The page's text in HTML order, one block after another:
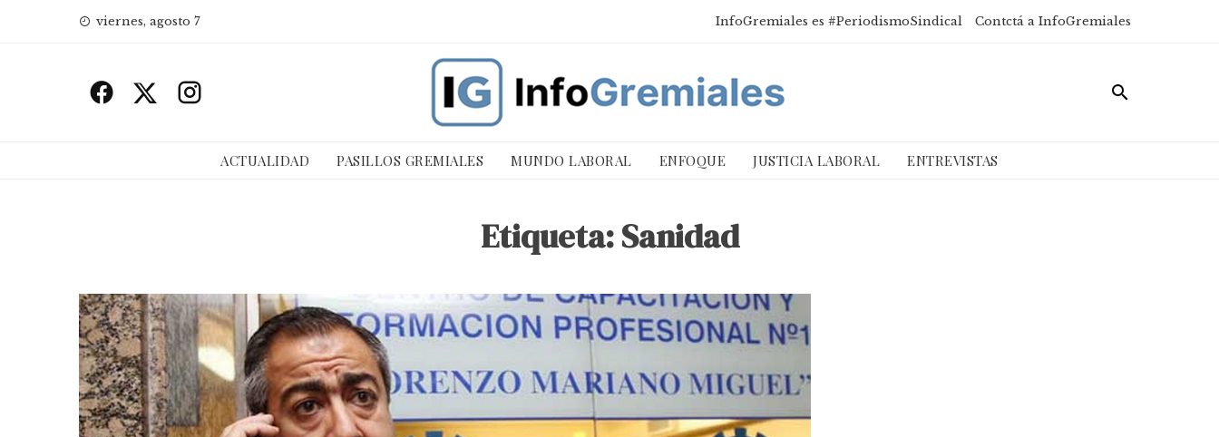
viernes, agosto 7 InfoGremiales es #PeriodismoSindical Contctá a InfoGremiales
ACTUALIDAD PASILLOS GREMIALES MUNDO LABORAL ENFOQUE JUSTICIA LABORAL ENTREVISTAS
Etiqueta:Sanidad